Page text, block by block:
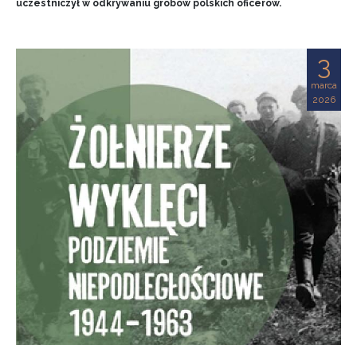
uczestniczył w odkrywaniu grobów polskich oficerów.
3
marca
2026